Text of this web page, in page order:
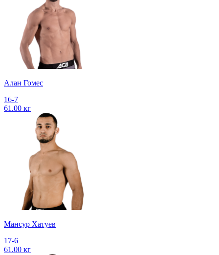
Алан Гомес
16-7
61.00 кг
Мансур Хатуев
17-6
61.00 кг